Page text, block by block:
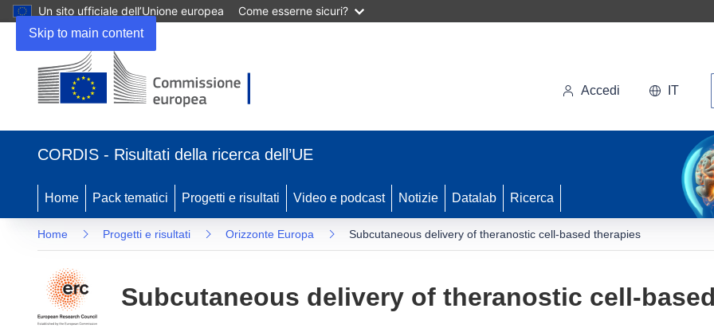
Skip to main content
Un sito ufficiale dell’Unione europea Come esserne sicuri?
Accedi IT
CORDIS - Risultati della ricerca dell’UE
Home Pack tematici Progetti e risultati Video e podcast Notizie Datalab Ricerca
Home Progetti e risultati Orizzonte Europa Subcutaneous delivery of theranostic cell-based therapies
Subcutaneous delivery of theranostic cell-